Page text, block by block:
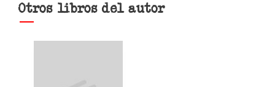
Otros libros del autor